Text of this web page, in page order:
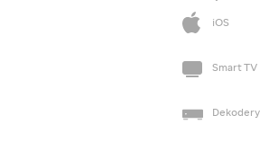
iOS
Smart TV
Dekodery